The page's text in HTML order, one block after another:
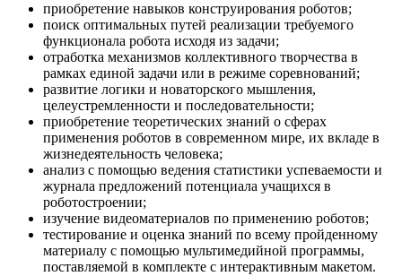
приобретение навыков конструирования роботов;
поиск оптимальных путей реализации требуемого
функционала робота исходя из задачи;
отработка механизмов коллективного творчества в
рамках единой задачи или в режиме соревнований;
развитие логики и новаторского мышления,
целеустремленности и последовательности;
приобретение теоретических знаний о сферах
применения роботов в современном мире, их вкладе в
жизнедеятельность человека;
анализ с помощью ведения статистики успеваемости и
журнала предложений потенциала учащихся в
роботостроении;
изучение видеоматериалов по применению роботов;
тестирование и оценка знаний по всему пройденному
материалу с помощью мультимедийной программы,
поставляемой в комплекте с интерактивным макетом.